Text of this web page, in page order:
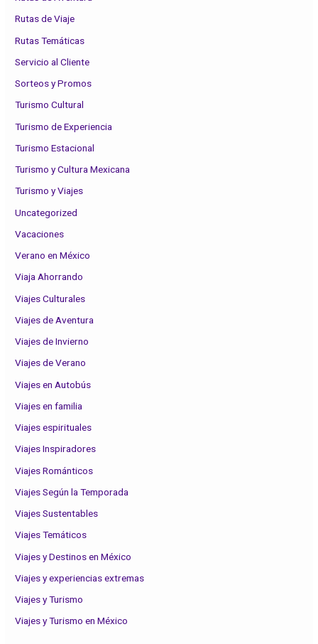
Rutas de Viaje
Rutas Temáticas
Servicio al Cliente
Sorteos y Promos
Turismo Cultural
Turismo de Experiencia
Turismo Estacional
Turismo y Cultura Mexicana
Turismo y Viajes
Uncategorized
Vacaciones
Verano en México
Viaja Ahorrando
Viajes Culturales
Viajes de Aventura
Viajes de Invierno
Viajes de Verano
Viajes en Autobús
Viajes en familia
Viajes espirituales
Viajes Inspiradores
Viajes Románticos
Viajes Según la Temporada
Viajes Sustentables
Viajes Temáticos
Viajes y Destinos en México
Viajes y experiencias extremas
Viajes y Turismo
Viajes y Turismo en México